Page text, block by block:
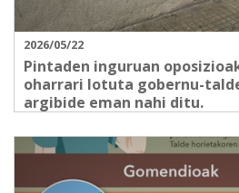
2026/05/22
Pintaden inguruan
oharrari lotuta gobernu-
argibide eman nahi ditu.